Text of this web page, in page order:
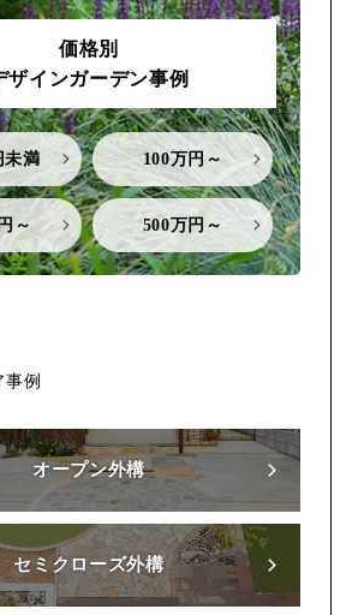
価格別
ザインガーデン事例
未満 100万円～
～ 500万円～
例
オープン外構
セミクローズ外構